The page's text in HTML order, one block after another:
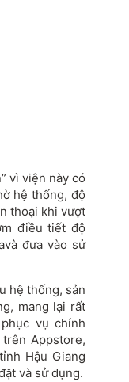
vì viện này có
hệ thống, độ
thoại khi vượt
điều tiết độ
đưa vào sử
hệ thống, sản
mang lại rất
vụ chính
Appstore,
Hậu Giang
và sử dụng.